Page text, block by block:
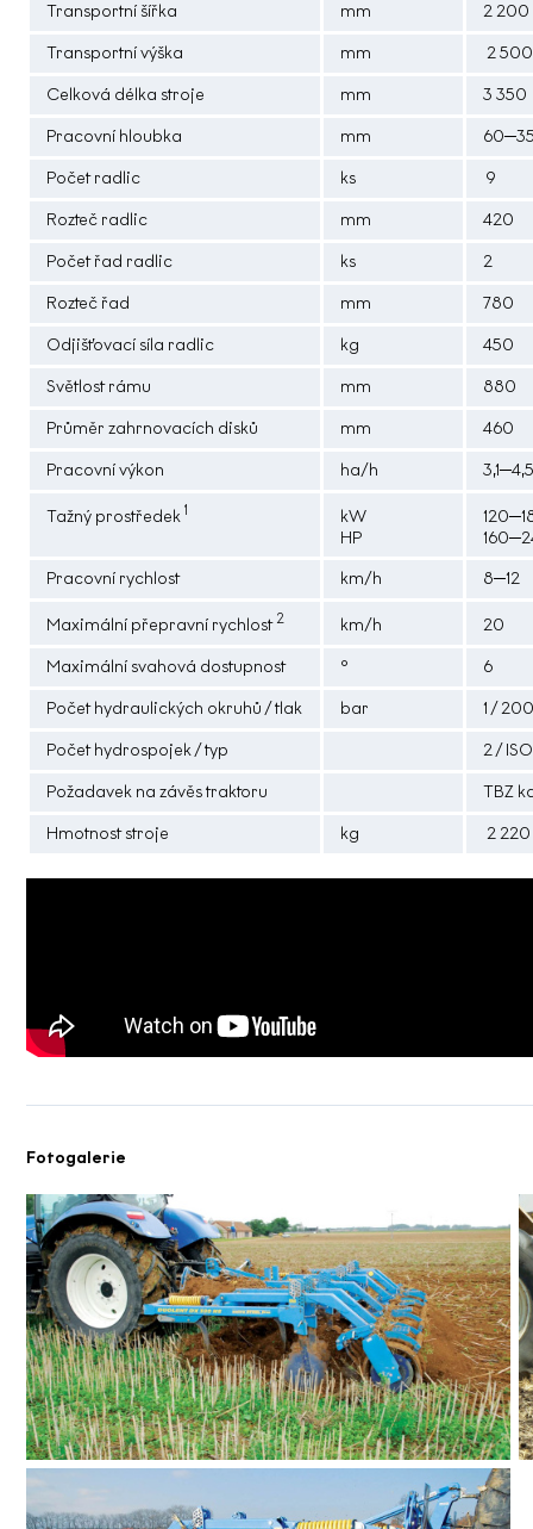
Transportní šířka mm 2 200
Transportní výška mm 2 500
Celková délka stroje mm 3 350
Pracovní hloubka mm
Počet radlic ks 9
Rozteč radlic mm 420
Počet řad radlic ks 2
Rozteč řad mm 780
Odjišťovací síla radlic kg 450
Světlost rámu mm 880
Průměr zahrnovacích disků mm 460
Pracovní výkon ha/h
Tažný prostředek 1
kW
HP
Pracovní rychlost
km/h 8─12
Maximální přepravní rychlost 2 km/h 20
Maximální svahová dostupnost ° 6
Počet hydraulických okruhů / tlak bar 1 /
Počet hydrospojek / typ 2 /
Požadavek na závěs traktoru TBZ
Hmotnost stroje kg 2 220
Fotogalerie